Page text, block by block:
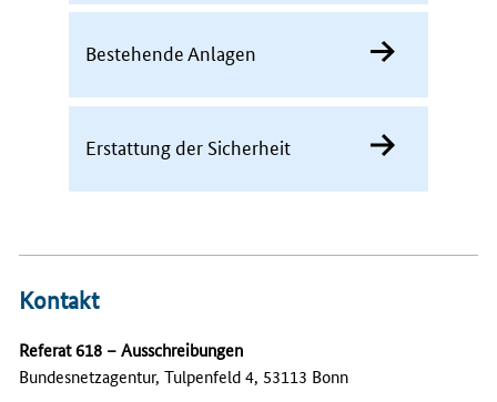
Bestehende Anlagen
Erstattung der Sicherheit
Kontakt
Referat 618 – Ausschreibungen
Bundesnetzagentur, Tulpenfeld 4, 53113 Bonn